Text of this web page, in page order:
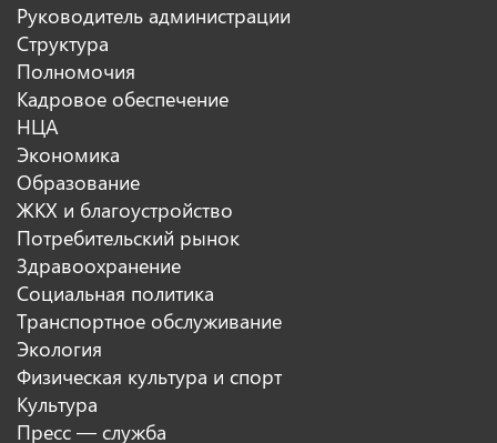
Руководитель администрации
Структура
Полномочия
Кадровое обеспечение
НЦА
Экономика
Образование
ЖКХ и благоустройство
Потребительский рынок
Здравоохранение
Социальная политика
Транспортное обслуживание
Экология
Физическая культура и спорт
Культура
Пресс — служба